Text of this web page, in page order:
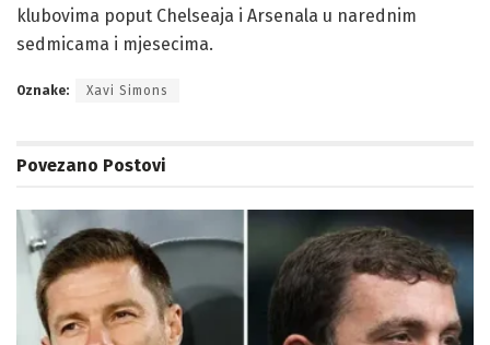
klubovima poput Chelseaja i Arsenala u narednim
sedmicama i mjesecima.
Oznake: Xavi Simons
Povezano Postovi